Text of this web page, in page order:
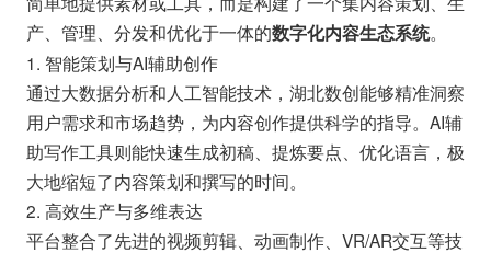
产、管理、分发和优化于一体的数字化内容生态系统。
1. 智能策划与AI辅助创作
通过大数据分析和人工智能技术，湖北数创能够精准洞察
用户需求和市场趋势，为内容创作提供科学的指导。AI辅
助写作工具则能快速生成初稿、提炼要点、优化语言，极
大地缩短了内容策划和撰写的时间。
2. 高效生产与多维表达
平台整合了先进的视频剪辑、动画制作、VR/AR交互等技